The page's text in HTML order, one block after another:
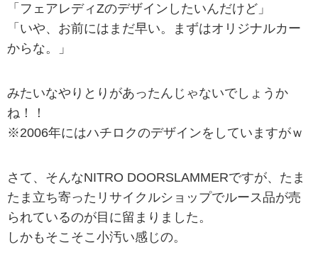
「フェアレディZのデザインしたいんだけど」
「いや、お前にはまだ早い。まずはオリジナルカー
からな。」
みたいなやりとりがあったんじゃないでしょうか
ね！！
※2006年にはハチロクのデザインをしていますがｗ
さて、そんなNITRO DOORSLAMMERですが、たま
たま立ち寄ったリサイクルショップでルース品が売
られているのが目に留まりました。
しかもそこそこ小汚い感じの。